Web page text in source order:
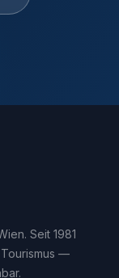
Seit 1981
Tourismus —